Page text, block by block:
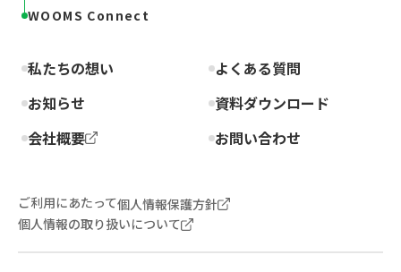
WOOMS Connect
私たちの想い
よくある質問
お知らせ
資料ダウンロード
お問い合わせ
会社概要
ご利用にあたって個人情報保護方針
個人情報の取り扱いについて